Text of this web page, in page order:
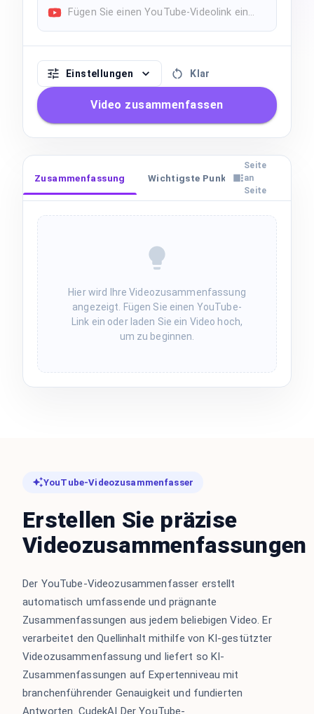
Einstellungen Klar
Video zusammenfassen
Zusammenfassung Wichtigste Punkte
Seite
an
Seite
Hier wird Ihre Videozusammenfassung
angezeigt. Fügen Sie einen YouTube-
Link ein oder laden Sie ein Video hoch,
um zu beginnen.
YouTube-Videozusammenfasser
Erstellen Sie präzise
Videozusammenfassungen
Der YouTube-Videozusammenfasser erstellt
automatisch umfassende und prägnante
Zusammenfassungen aus jedem beliebigen Video. Er
verarbeitet den Quellinhalt mithilfe von KI-gestützter
Videozusammenfassung und liefert so KI-
Zusammenfassungen auf Expertenniveau mit
branchenführender Genauigkeit und fundierten
Antworten. CudekAI Der YouTube-